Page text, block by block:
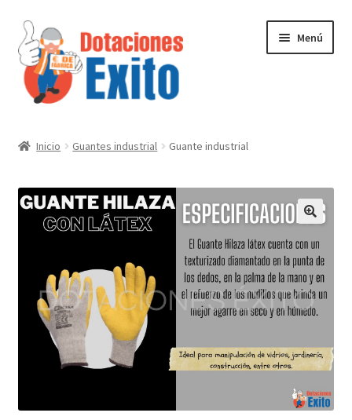
Ir
a
la
navegación
Ir
al
contenido
Menú
Contactenos
Inicio Guantes industrial Guante industrial